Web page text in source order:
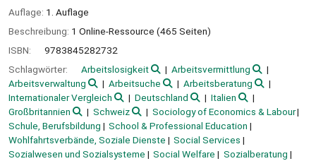
Auflage: 1. Auflage
Beschreibung: 1 Online-Ressource (465 Seiten)
ISBN:
9783845282732
Schlagwörter:
Arbeitslosigkeit
Arbeitsvermittlung
Arbeitsverwaltung
Arbeitsuche
Arbeitsberatung
Internationaler Vergleich
Deutschland
Italien
Großbritannien
Schweiz
Sociology of Economics & Labour
Schule, Berufsbildung
School & Professional Education
Wohlfahrtsverbände, Soziale Dienste
Social Services
Sozialwesen und Sozialsysteme
Social Welfare
Sozialberatung